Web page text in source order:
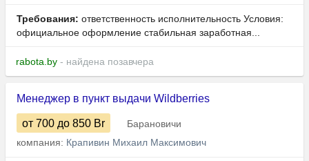
Требования: ответственность исполнительность Условия:
официальное оформление стабильная заработная...
rabota.by - найдена позавчера
Менеджер в пункт выдачи Wildberries
от 700 до 850 Br
Барановичи
компания: Крапивин Михаил Максимович